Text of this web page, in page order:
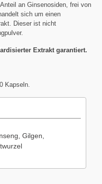
an Ginsenosiden, frei von
sich um einen
Dieser ist nicht
Extrakt garantiert.
Kapseln.
Gilgen,